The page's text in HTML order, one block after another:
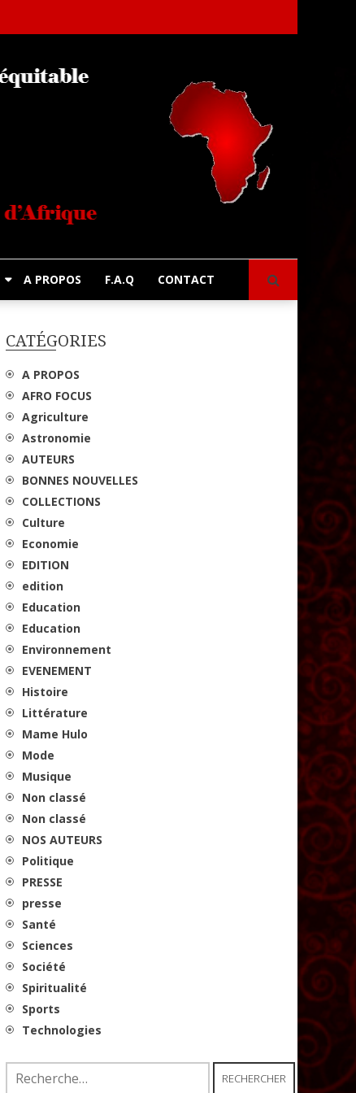
A PROPOS F.A.Q CONTACT
CATÉGORIES
A PROPOS
AFRO FOCUS
Agriculture
Astronomie
AUTEURS
BONNES NOUVELLES
COLLECTIONS
Culture
Economie
EDITION
edition
Education
Education
Environnement
EVENEMENT
Histoire
Littérature
Mame Hulo
Mode
Musique
Non classé
Non classé
NOS AUTEURS
Politique
PRESSE
presse
Santé
Sciences
Société
Spiritualité
Sports
Technologies
Rechercher :